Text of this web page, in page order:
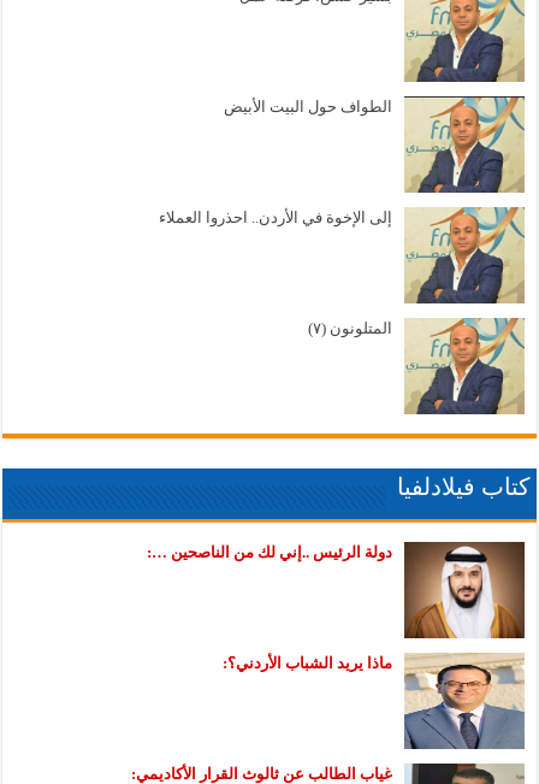
الطواف حول البيت الأبيض
إلى الإخوة في الأردن.. احذروا العملاء
المتلونون (٧)
كتاب فيلادلفيا
دولة الرئيس ..إني لك من الناصحين …:
ماذا يريد الشباب الأردني؟:
غياب الطالب عن ثالوث القرار الأكاديمي: